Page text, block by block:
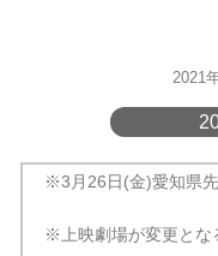
2021
※3月26日(金)愛知県
※上映劇場が変更とな